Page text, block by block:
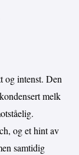
og intenst. Den
melk
og et hint av
samtidig